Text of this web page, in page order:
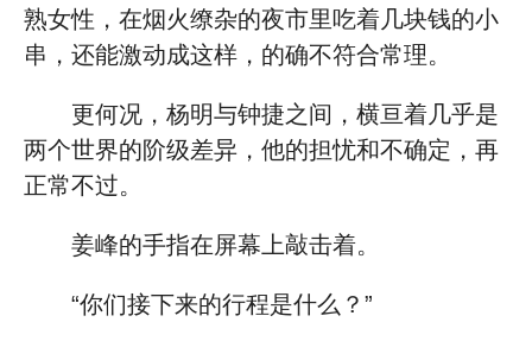
熟女性，在烟火缭杂的夜市里吃着几块钱的小
串，还能激动成这样，的确不符合常理。
更何况，杨明与钟捷之间，横亘着几乎是
两个世界的阶级差异，他的担忧和不确定，再
正常不过。
姜峰的手指在屏幕上敲击着。
“你们接下来的行程是什么？”